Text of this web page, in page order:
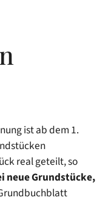
ist ab dem 1.
real geteilt, so
neue Grundstücke,